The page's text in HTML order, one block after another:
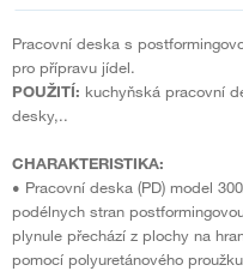
Pracovní deska s
pro přípravu jídel.
POUŽITÍ: kuchyňská pracovní
desky,..
CHARAKTERISTIKA:
• Pracovní deska (PD) model
podélnych stran
plynule přechází z plochy na
pomocí polyuretánového